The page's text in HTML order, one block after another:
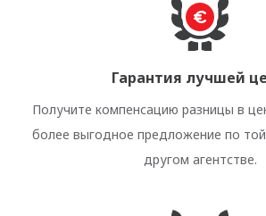
Гарантия лучшей
Получите компенсацию разницы в
более выгодное предложение по
другом агентстве.